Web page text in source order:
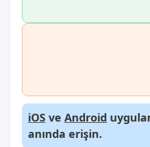
iOS ve Android
anında erişin.